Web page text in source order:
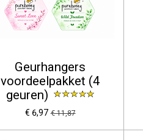
Geurhangers
voordeelpakket (4
geuren)
€ 6,97 € 11,87